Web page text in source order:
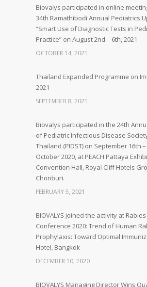
Biovalys participated in online
34th Ramathibodi Annual Pediatrics
“Smart Use of Diagnostic Tests in
Practice” on August 2nd – 6th, 2021
OCTOBER 14, 2021
Thailand Expanded Programme on
2021
SEPTEMBER 8, 2021
Biovalys participated in the 24th
of Pediatric Infectious Disease
Thailand (PIDST) on September 16th
October 2020, at PEACH Pattaya
Convention Hall, Royal Cliff Hotels
Chonburi.
FEBRUARY 5, 2021
BIOVALYS joined the activity at
Conference 2020: Trend of Human
Prophylaxis: Toward Optimal
Hotel, Bangkok
DECEMBER 10, 2020
BIOVALYS Managing Director Wins